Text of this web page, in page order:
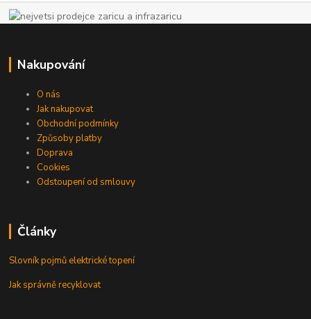
Nakupování
O nás
Jak nakupovat
Obchodní podmínky
Způsoby platby
Doprava
Cookies
Odstoupení od smlouvy
Články
Slovník pojmů elektrické topení
Jak správně recyklovat